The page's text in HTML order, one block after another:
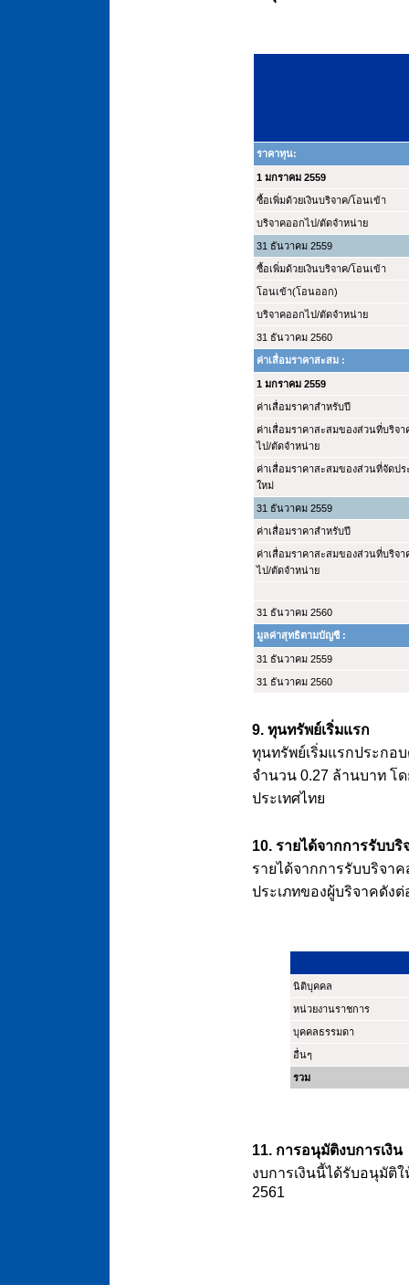
ราคาทุน:
1 มกราคม 2559
ซื้อเพิ่มด้วยเงินบริจาค/โอนเข้า
บริจาคออกไป/ตัดจำหน่าย
31 ธันวาคม 2559
ซื้อเพิ่มด้วยเงินบริจาค/โอนเข้า
โอนเข้า(โอนออก)
บริจาคออกไป/ตัดจำหน่าย
31 ธันวาคม 2560
ค่าเสื่อมราคาสะสม :
1 มกราคม 2559
ค่าเสื่อมราคาสำหรับปี
ค่าเสื่อมราคาสะสมของส่วนที่บริจา
ไป/ตัดจำหน่าย
ค่าเสื่อมราคาสะสมของส่วนที่จัดปร
ใหม่
31 ธันวาคม 2559
ค่าเสื่อมราคาสำหรับปี
ค่าเสื่อมราคาสะสมของส่วนที่บริจา
ไป/ตัดจำหน่าย
31 ธันวาคม 2560
มูลค่าสุทธิตามบัญชี :
31 ธันวาคม 2559
31 ธันวาคม 2560
9. ทุนทรัพย์เริ่มแรก
ทุนทรัพย์เริ่มแรกประกอ
จำนวน 0.27 ล้านบาท โ
ประเทศไทย
10. รายได้จากการรับบริ
รายได้จากการรับบริจา
ประเภทของผู้บริจาคดังต่
นิติบุคคล
หน่วยงานราชการ
บุคคลธรรมดา
อื่นๆ
รวม
11. การอนุมัติงบการเงิน
งบการเงินนี้ได้รับอนุมัติ
2561